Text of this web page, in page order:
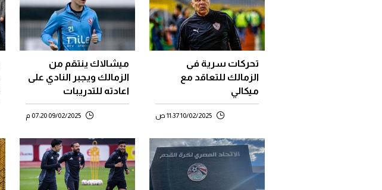
تحركات سرية فى
الزمالك للتعاقد مع
ميكالي
10/02/2025 11:37 ص
ميشالاك ينتقم من
الزمالك ويجبر النادي على
اعادته للتدريبات
09/02/2025 07:20 م